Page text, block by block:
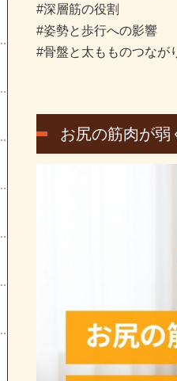
#深層筋の役割
#姿勢と歩行への影響
#骨盤と太もものつなが
お尻の筋肉が